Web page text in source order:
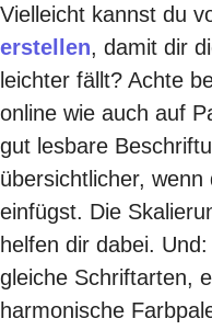
Vielleicht kannst du
erstellen, damit dir
leichter fällt? Achte
online wie auch auf
gut lesbare
übersichtlicher,
einfügst. Die
helfen dir dabei.
gleiche Schriftarten,
harmonische